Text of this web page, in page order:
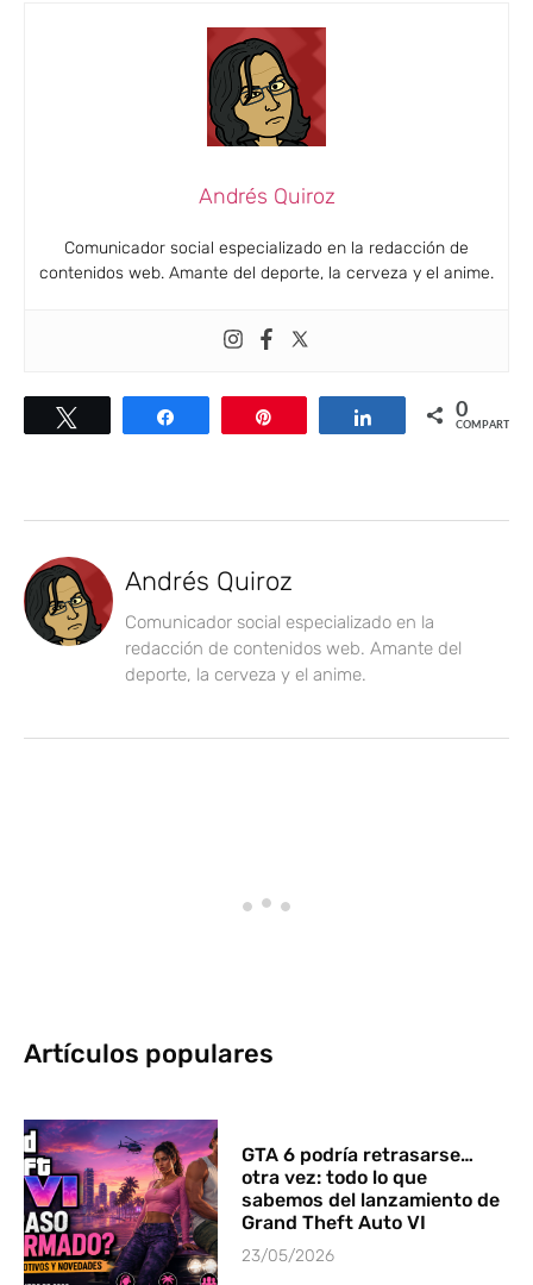
Andrés Quiroz
Comunicador social especializado en la redacción de
contenidos web. Amante del deporte, la cerveza y el anime.
Compartir Compartir0
COMPARTIR
Andrés Quiroz
Comunicador social especializado en la
redacción de contenidos web. Amante del
deporte, la cerveza y el anime.
Artículos populares
GTA 6 podría retrasarse…
otra vez: todo lo que
sabemos del lanzamiento de
Grand Theft Auto VI
23/05/2026